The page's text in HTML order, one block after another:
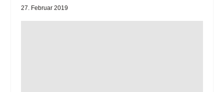
27. Februar 2019